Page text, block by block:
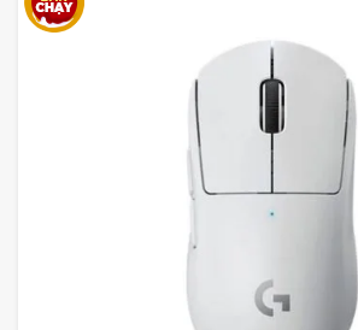
thanh độc quyền
Tai nghe gaming ASUS ROG Delta II
chất lượng âm thanh vượt trội,
nghiệm chơi game chân thật và
công nghệ âm thanh Hi-Res Audio,
khả năng tái tạo âm thanh chi tiết,
cảm nhận rõ ràng từng âm thanh
Đặc biệt, ASUS ROG Delta II được